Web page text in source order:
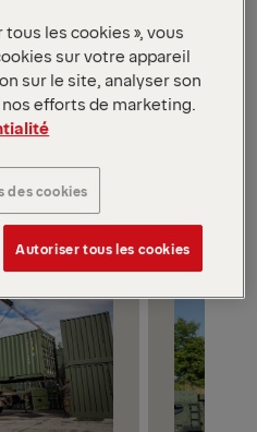
est synonyme de Lifetime
mission.
Land Applications
produits
les cookies », vous
sur votre appareil
sur le site, analyser son
efforts de marketing.
des cookies
Autoriser tous les cookies